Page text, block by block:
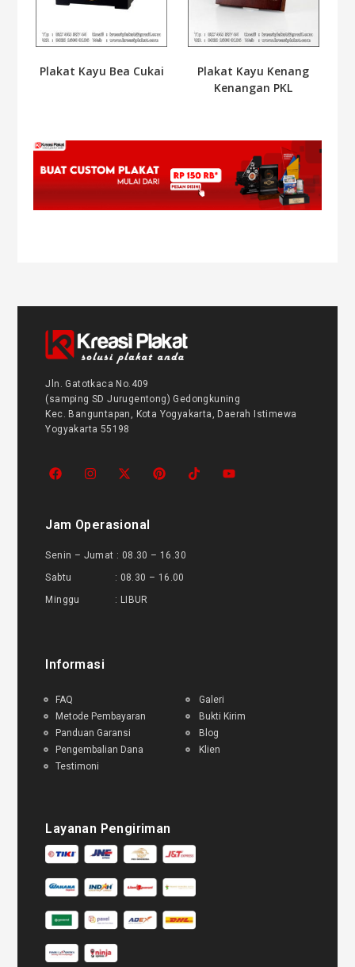
Plakat Kayu Bea Cukai
Plakat Kayu Kenang
Kenangan PKL
Jln. Gatotkaca No.409
(samping SD Jurugentong) Gedongkuning
Kec. Banguntapan, Kota Yogyakarta, Daerah Istimewa
Yogyakarta 55198
Jam Operasional
Senin – Jumat : 08.30 – 16.30
Sabtu : 08.30 – 16.00
Minggu : LIBUR
Informasi
FAQ
Metode Pembayaran
Panduan Garansi
Pengembalian Dana
Testimoni
Galeri
Bukti Kirim
Blog
Klien
Layanan Pengiriman